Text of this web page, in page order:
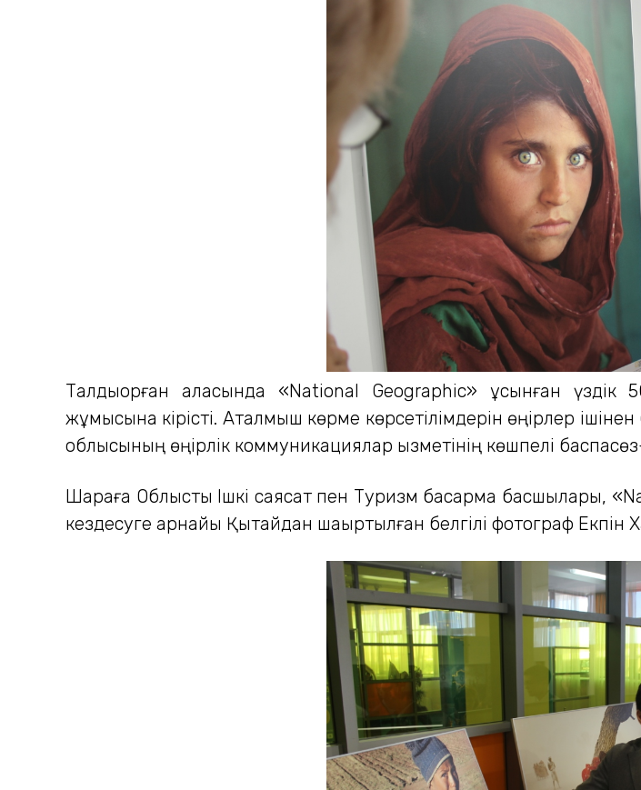
Талдықорған қаласында «National Geographic» ұсынған
жұмысына кірісті. Аталмыш көрме көрсетілімдерін өңірлер
облысының өңірлік коммуникациялар қызметінің көшпелі
Шараға Облыстық Ішкі саясат пен Туризм басқарма басшылары,
кездесуге арнайы Қытайдан шақыртылған белгілі фотограф Екпін